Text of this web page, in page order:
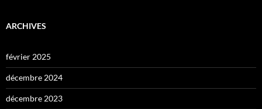
ARCHIVES
février 2025
décembre 2024
décembre 2023